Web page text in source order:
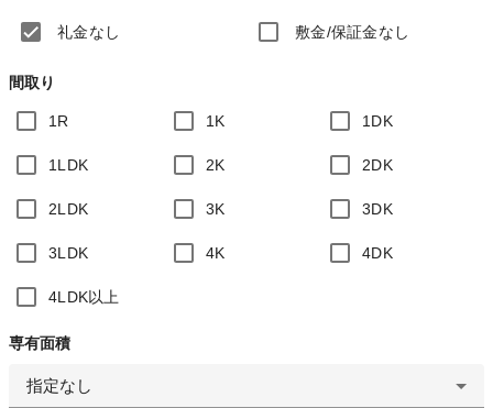
礼金なし 敷金/保証金なし
間取り
1R 1K 1DK
1LDK 2K 2DK
2LDK 3K 3DK
3LDK 4K 4DK
4LDK以上
専有面積
指定なし